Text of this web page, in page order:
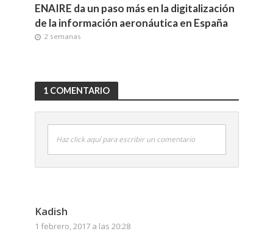
ENAIRE da un paso más en la digitalización
de la información aeronáutica en España
2 semanas
1 COMENTARIO
Haz click aquí para escribir un comentario
Kadish
1 febrero, 2017 a las 20:28